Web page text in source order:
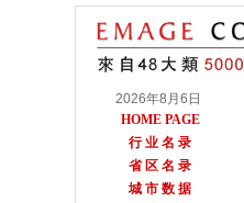
2026年8月6日
HOME PAGE
行 业 名 录
省 区 名 录
城 市 数 据